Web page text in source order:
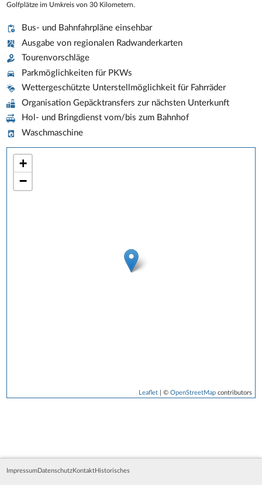
+
−
Leaflet| © OpenStreetMapcontributors
Golfplätze im Umkreis von 30 Kilometern.
Bus- und Bahnfahrpläne einsehbar
Ausgabe von regionalen Radwanderkarten
Tourenvorschläge
Parkmöglichkeiten für PKWs
Wettergeschützte Unterstellmöglichkeit für Fahrräder
Organisation Gepäcktransfers zur nächsten Unterkunft
Hol- und Bringdienst vom/bis zum Bahnhof
Waschmaschine
Impressum Datenschutz Kontakt Historisches